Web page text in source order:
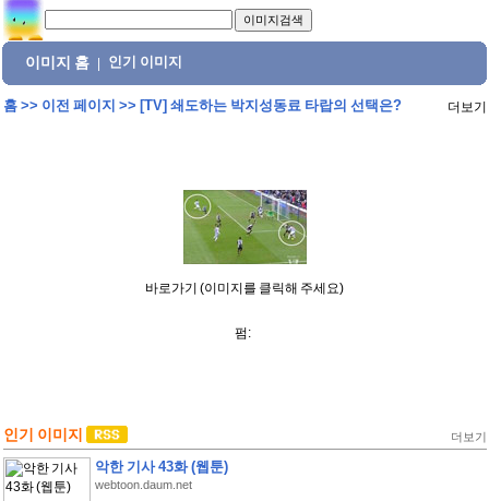
이미지 홈 인기 이미지
홈>> 이전 페이지 >> [TV] 쇄도하는 박지성동료 타랍의 선택은? 더보기
바로가기 (이미지를 클릭해 주세요)
펌:
인기 이미지 더보기
악한 기사 43화 (웹툰)
webtoon.daum.net